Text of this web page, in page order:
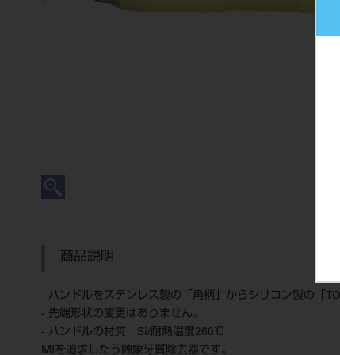
商品説明
- ハンドルをステンレス製の「角柄」からシリコン製の「
- 先端形状の変更はありません。
- ハンドルの材質 Si/耐熱温度260℃
MIを追求したう蝕象牙質除去器です。